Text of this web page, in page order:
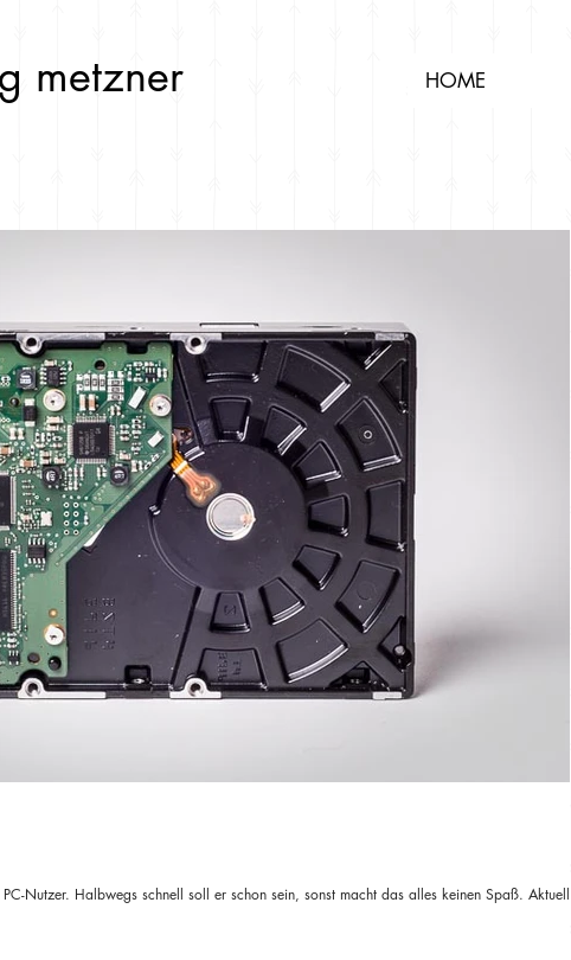
metzner HOME
Nutzer. Halbwegs schnell soll er schon sein, sonst macht das alles keinen Spaß. Aktuell